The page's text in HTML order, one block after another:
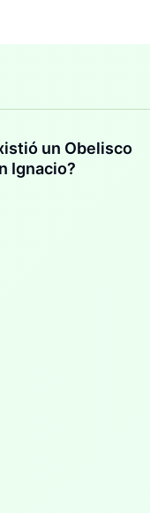
un Obelisco
Ignacio?